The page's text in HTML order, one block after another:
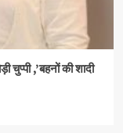
चुप्पी ,’बहनों की शादी